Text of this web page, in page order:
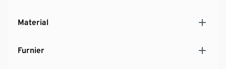
Material
Furnier